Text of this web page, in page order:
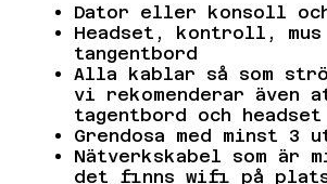
Dator eller konsoll
Headset, kontroll, mus
tangentbord
Alla kablar så som
vi rekomenderar även
tagentbord och
Grendosa med minst 3
Nätverkskabel som är
det finns wifi på